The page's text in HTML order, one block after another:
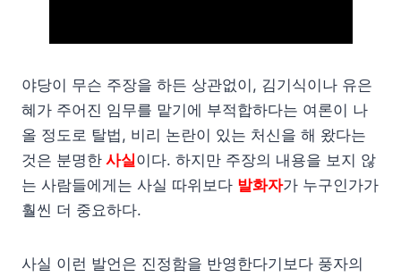
야당이 무슨 주장을 하든 상관없이, 김기식이나 유은
혜가 주어진 임무를 맡기에 부적합하다는 여론이 나
올 정도로 탈법, 비리 논란이 있는 처신을 해 왔다는
것은 분명한 사실이다. 하지만 주장의 내용을 보지 않
는 사람들에게는 사실 따위보다 발화자가 누구인가가
훨씬 더 중요하다.
사실 이런 발언은 진정함을 반영한다기보다 풍자의